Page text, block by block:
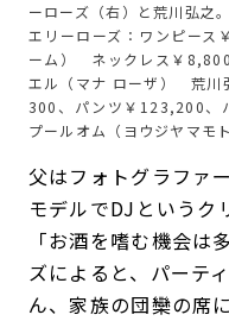
ーローズ（右）と荒川弘之。
エリーローズ：ワンピー
ーム） ネックレス￥
エル（マナ ローザ） 荒川
300、パンツ￥123,200、
プールオム（ヨウジヤマモ
父はフォトグラファ
モデルでDJというク
「お酒を嗜む機会は
ズによると、パーテ
ん、家族の団欒の席